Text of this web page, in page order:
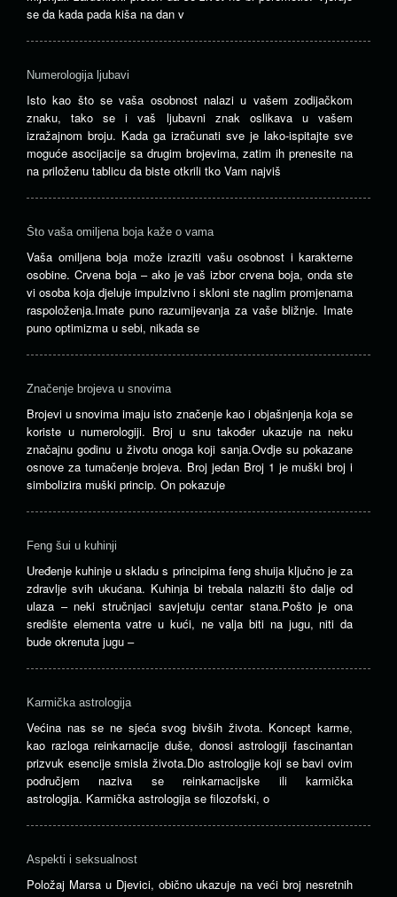
se da kada pada kiša na dan v
Numerologija ljubavi
Isto kao što se vaša osobnost nalazi u vašem zodijačkom
znaku, tako se i vaš ljubavni znak oslikava u vašem
izražajnom broju. Kada ga izračunati sve je lako-ispitajte sve
moguće asocijacije sa drugim brojevima, zatim ih prenesite na
na priloženu tablicu da biste otkrili tko Vam najviš
Što vaša omiljena boja kaže o vama
Vaša omiljena boja može izraziti vašu osobnost i karakterne
osobine. Crvena boja – ako je vaš izbor crvena boja, onda ste
vi osoba koja djeluje impulzivno i skloni ste naglim promjenama
raspoloženja.Imate puno razumijevanja za vaše bližnje. Imate
puno optimizma u sebi, nikada se
Značenje brojeva u snovima
Brojevi u snovima imaju isto značenje kao i objašnjenja koja se
koriste u numerologiji. Broj u snu također ukazuje na neku
značajnu godinu u životu onoga koji sanja.Ovdje su pokazane
osnove za tumačenje brojeva. Broj jedan Broj 1 je muški broj i
simbolizira muški princip. On pokazuje
Feng šui u kuhinji
Uređenje kuhinje u skladu s principima feng shuija ključno je za
zdravlje svih ukućana. Kuhinja bi trebala nalaziti što dalje od
ulaza – neki stručnjaci savjetuju centar stana.Pošto je ona
središte elementa vatre u kući, ne valja biti na jugu, niti da
bude okrenuta jugu –
Karmička astrologija
Većina nas se ne sjeća svog bivših života. Koncept karme,
kao razloga reinkarnacije duše, donosi astrologiji fascinantan
prizvuk esencije smisla života.Dio astrologije koji se bavi ovim
područjem naziva se reinkarnacijske ili karmička
astrologija. Karmička astrologija se filozofski, o
Aspekti i seksualnost
Položaj Marsa u Djevici, obično ukazuje na veći broj nesretnih